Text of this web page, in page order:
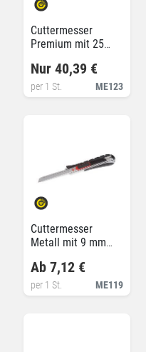
Cuttermesser
Premium mit 25
ME123
Nur 40,39 €
per 1 St.
Cuttermesser
Metall mit 9 mm
ME119
Ab 7,12 €
per 1 St.